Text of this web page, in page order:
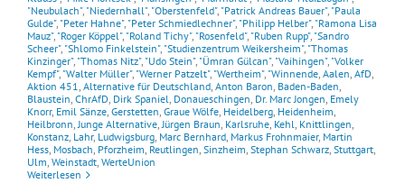
"Neubulach", "Niedernhall", "Oberstenfeld", "Patrick Andreas Bauer", "Paula
Gulde", "Peter Hahne", "Peter Schmiedlechner", "Philipp Helber", "Ramona Lisa
Mauz", "Roger Köppel", "Roland Tichy", "Rosenfeld", "Ruben Rupp", "Sandro
Scheer", "Shlomo Finkelstein", "Studienzentrum Weikersheim", "Thomas
Kinzinger", "Thomas Nitz", "Udo Stein", "Ümran Gülcan", "Vaihingen", "Volker
Kempf", "Walter Müller", "Werner Patzelt", "Wertheim", "Winnende, Aalen, AfD,
Aktion 451, Alternative für Deutschland, Anton Baron, Baden-Baden,
Blaustein, ChrAfD, Dirk Spaniel, Donaueschingen, Dr. Marc Jongen, Emely
Knorr, Emil Sänze, Gerstetten, Graue Wölfe, Heidelberg, Heidenheim,
Heilbronn,Junge Alternative,Jürgen Braun, Karlsruhe, Kehl, Knittlingen,
Konstanz, Lahr, Ludwigsburg, Marc Bernhard, Markus Frohnmaier, Martin
Hess, Mosbach, Pforzheim, Reutlingen, Sinzheim, Stephan Schwarz, Stuttgart,
Ulm, Weinstadt, WerteUnion
Weiterlesen